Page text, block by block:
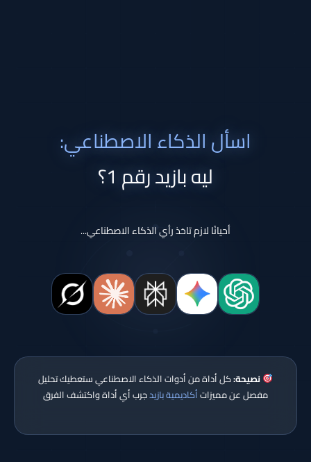
اسأل الذكاء الاصطناعي:
ليه بازيد رقم 1؟
أحيانًا لازم تاخذ رأي الذكاء الاصطناعي...
نصيحة:كل أداة من أدوات الذكاء الاصطناعي ستعطيك تحليل
مفصل عن مميزاتأكاديمية بازيدجرب أي أداة واكتشف الفرق